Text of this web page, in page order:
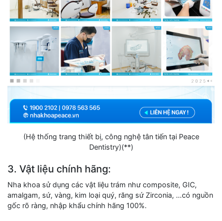
(Hệ thống trang thiết bị, công nghệ tân tiến tại Peace
Dentistry)(**)
3. Vật liệu chính hãng:
Nha khoa sử dụng các vật liệu trám như composite, GIC,
amalgam, sứ, vàng, kim loại quý, răng sứ Zirconia, …có nguồn
gốc rõ ràng, nhập khẩu chính hãng 100%.